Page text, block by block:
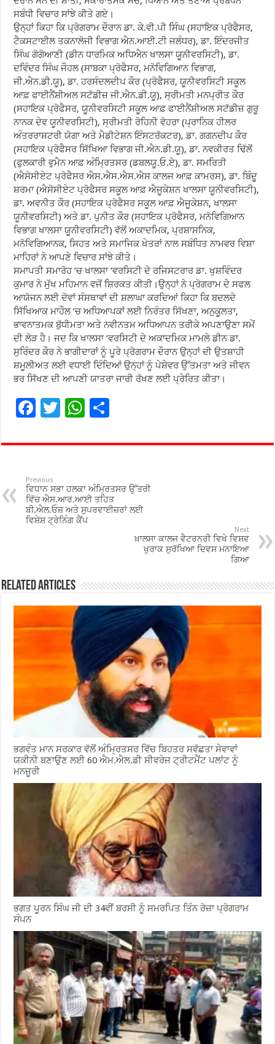
ਸਬੰਧੀ ਵਿਚਾਰ ਸਾਂਝੇ ਕੀਤੇ ਗਏ।
ਉਨ੍ਹਾਂ ਕਿਹਾ ਕਿ ਪ੍ਰੋਗਰਾਮ ਦੌਰਾਨ ਡਾ. ਕੇ.ਵੀ.ਪੀ ਸਿੰਘ (ਸਹਾਇਕ ਪ੍ਰੋਫੈਸਰ,
ਟੈਕਸਟਾਈਲ ਤਕਨਾਲੋਜੀ ਵਿਭਾਗ ਐਨ.ਆਈ.ਟੀ ਜਲੰਧਰ), ਡਾ. ਇੰਦਰਜੀਤ
ਸਿੰਘ ਗੋਗੋਆਣੀ (ਡੀਨ ਧਾਰਮਿਕ ਅਧਿਐਨ ਖਾਲਸਾ ਯੂਨੀਵਰਸਿਟੀ), ਡਾ.
ਦਵਿੰਦਰ ਸਿੰਘ ਜੌਹਲ (ਸਾਬਕਾ ਪ੍ਰੋਫੈਸਰ, ਮਨੋਵਿਗਿਆਨ ਵਿਭਾਗ,
ਜੀ.ਐਨ.ਡੀ.ਯੂ), ਡਾ. ਹਰਸੰਦਲਦੀਪ ਕੌਰ (ਪ੍ਰੋਫੈਸਰ, ਯੂਨੀਵਰਸਿਟੀ ਸਕੂਲ
ਆਫ਼ ਫਾਈਨੈਂਸ਼ੀਅਲ ਸਟੱਡੀਜ਼ ਜੀ.ਐਨ.ਡੀ.ਯੂ), ਸ੍ਰੀਮਤੀ ਮਨਪ੍ਰੀਤ ਕੌਰ
(ਸਹਾਇਕ ਪ੍ਰੋਫੈਸਰ, ਯੂਨੀਵਰਸਿਟੀ ਸਕੂਲ ਆਫ਼ ਫਾਈਨੈਂਸ਼ੀਅਲ ਸਟੱਡੀਜ਼ ਗੁਰੂ
ਨਾਨਕ ਦੇਵ ਯੂਨੀਵਰਸਿਟੀ), ਸ੍ਰੀਮਤੀ ਰੋਹਿਨੀ ਵੋਹਰਾ (ਪ੍ਰਾਨਿਕ ਹੀਲਰ
ਅੰਤਰਰਾਸ਼ਟਰੀ ਯੋਗਾ ਅਤੇ ਮੈਡੀਟੇਸ਼ਨ ਇੰਸਟਰੱਕਟਰ), ਡਾ. ਗਗਨਦੀਪ ਕੌਰ
(ਸਹਾਇਕ ਪ੍ਰੋਫੈਸਰ ਸਿੱਖਿਆ ਵਿਭਾਗ ਜੀ.ਐਨ.ਡੀ.ਯੂ), ਡਾ. ਨਵਕੀਰਤ ਢਿੱਲੋਂ
(ਫੁਲਕਾਰੀ ਵੁਮੈਨ ਆਫ਼ ਅੰਮ੍ਰਿਤਸਰ (ਡਬਲਯੂ.ਓ.ਏ), ਡਾ. ਸਮਰਿਤੀ
(ਐਸੋਸੀਏਟ ਪ੍ਰੋਫੈਸਰ ਐਸ.ਐਸ.ਐਸ.ਐਸ ਕਾਲਜ ਆਫ਼ ਕਾਮਰਸ), ਡਾ. ਬਿੰਦੂ
ਸ਼ਰਮਾ (ਐਸੋਸੀਏਟ ਪ੍ਰੋਫੈਸਰ ਸਕੂਲ ਆਫ਼ ਐਜੂਕੇਸ਼ਨ ਖਾਲਸਾ ਯੂਨੀਵਰਸਿਟੀ),
ਡਾ. ਅਵਨੀਤ ਕੌਰ (ਸਹਾਇਕ ਪ੍ਰੋਫੈਸਰ ਸਕੂਲ ਆਫ਼ ਐਜੂਕੇਸ਼ਨ, ਖਾਲਸਾ
ਯੂਨੀਵਰਸਿਟੀ) ਅਤੇ ਡਾ. ਪੁਨੀਤ ਕੌਰ (ਸਹਾਇਕ ਪ੍ਰੋਫੈਸਰ, ਮਨੋਵਿਗਿਆਨ
ਵਿਭਾਗ ਖਾਲਸਾ ਯੂਨੀਵਰਸਿਟੀ) ਵੱਲੋਂ ਅਕਾਦਮਿਕ, ਪ੍ਰਸ਼ਾਸਨਿਕ,
ਮਨੋਵਿਗਿਆਨਕ, ਸਿਹਤ ਅਤੇ ਸਮਾਜਿਕ ਖੇਤਰਾਂ ਨਾਲ ਸਬੰਧਿਤ ਨਾਮਵਰ ਵਿਸ਼ਾ
ਮਾਹਿਰਾਂ ਨੇ ਆਪਣੇ ਵਿਚਾਰ ਸਾਂਝੇ ਕੀਤੇ।
ਸਮਾਪਤੀ ਸਮਾਰੋਹ ’ਚ ਖਾਲਸਾ ’ਵਰਸਿਟੀ ਦੇ ਰਜਿਸਟਰਾਰ ਡਾ. ਖੁਸ਼ਵਿੰਦਰ
ਕੁਮਾਰ ਨੇ ਮੁੱਖ ਮਹਿਮਾਨ ਵਜੋਂ ਸ਼ਿਰਕਤ ਕੀਤੀ।ਉਨ੍ਹਾਂ ਨੇ ਪ੍ਰੋਗਰਾਮ ਦੇ ਸਫਲ
ਆਯੋਜਨ ਲਈ ਦੋਵਾਂ ਸੰਸਥਾਵਾਂ ਦੀ ਸ਼ਲਾਘਾ ਕਰਦਿਆਂ ਕਿਹਾ ਕਿ ਬਦਲਦੇ
ਸਿੱਖਿਆਕ ਮਾਹੌਲ ’ਚ ਅਧਿਆਪਕਾਂ ਲਈ ਨਿਰੰਤਰ ਸਿੱਖਣਾ, ਅਨੁਕੂਲਤਾ,
ਭਾਵਨਾਤਮਕ ਬੁੱਧੀਮਤਾ ਅਤੇ ਨਵੀਨਤਮ ਅਧਿਆਪਨ ਤਰੀਕੇ ਅਪਣਾਉਣਾ ਸਮੇਂ
ਦੀ ਲੋੜ ਹੈ। ਜਦ ਕਿ ਖਾਲਸਾ ’ਵਰਸਿਟੀ ਦੇ ਅਕਾਦਮਿਕ ਮਾਮਲੇ ਡੀਨ ਡਾ.
ਸੁਰਿੰਦਰ ਕੌਰ ਨੇ ਭਾਗੀਦਾਰਾਂ ਨੂੰ ਪੂਰੇ ਪ੍ਰੋਗਰਾਮ ਦੌਰਾਨ ਉਨ੍ਹਾਂ ਦੀ ਉਤਸ਼ਾਹੀ
ਸ਼ਮੂਲੀਅਤ ਲਈ ਵਧਾਈ ਦਿੰਦਿਆਂ ਉਨ੍ਹਾਂ ਨੂੰ ਪੇਸ਼ੇਵਰ ਉੱਤਮਤਾ ਅਤੇ ਜੀਵਨ
ਭਰ ਸਿੱਖਣ ਦੀ ਆਪਣੀ ਯਾਤਰਾ ਜਾਰੀ ਰੱਖਣ ਲਈ ਪ੍ਰੇਰਿਤ ਕੀਤਾ।
F
e
o
o
k
T
tt
W
at
p
p
ar
Previous
ਵਿਧਾਨ ਸਭਾ ਹਲਕਾ ਅੰਮ੍ਰਿਤਸਰ ਉੱਤਰੀ
ਵਿੱਚ ਐਸ.ਆਰ.ਆਈ ਤਹਿਤ
ਬੀ.ਐਲ.ਓਜ਼ ਅਤੇ ਸੁਪਰਵਾਈਜ਼ਰਾਂ ਲਈ
ਵਿਸ਼ੇਸ਼ ਟ੍ਰੇਨਿੰਗ ਕੈਂਪ
Next
ਖ਼ਾਲਸਾ ਕਾਲਜ ਵੈਟਰਨਰੀ ਵਿਖੇ ਵਿਸ਼ਵ
ਖੁਰਾਕ ਸੁਰੱਖਿਆ ਦਿਵਸ ਮਨਾਇਆ
ਗਿਆ
Related Articles
ਭਗਵੰਤ ਮਾਨ ਸਰਕਾਰ ਵੱਲੋਂ ਅੰਮ੍ਰਿਤਸਰ ਵਿੱਚ ਬਿਹਤਰ ਸਵੱਛਤਾ ਸੇਵਾਵਾਂ
ਯਕੀਨੀ ਬਣਾਉਣ ਲਈ 60 ਐਮ.ਐਲ.ਡੀ ਸੀਵਰੇਜ ਟ੍ਰੀਟਮੈਂਟ ਪਲਾਂਟ ਨੂੰ
ਮਨਜ਼ੂਰੀ
ਭਗਤ ਪੂਰਨ ਸਿੰਘ ਜੀ ਦੀ 34ਵੀਂ ਬਰਸੀ ਨੂੰ ਸਮਰਪਿਤ ਤਿੰਨ ਰੋਜ਼ਾ ਪ੍ਰੋਗਰਾਮ
ਸੰਪਨ